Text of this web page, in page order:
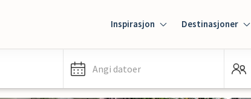
Inspirasjon Destinasjoner
Angi datoer